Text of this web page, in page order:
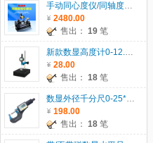
手动同心度仪/同轴度仪系列ACE-135
2480.00
售出： 19 笔
新款数显高度计0-12.7/25.4/30/50.8mm
28.00
售出： 18 笔
数显外径千分尺0-25*0.001mm
198.00
售出： 18 笔